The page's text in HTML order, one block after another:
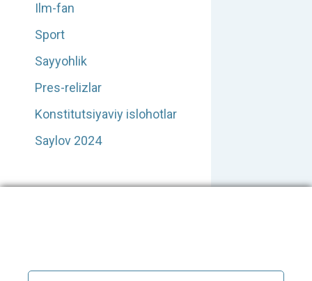
Ilm-fan
Sport
Sayyohlik
Pres-relizlar
Konstitutsiyaviy islohotlar
Saylov 2024